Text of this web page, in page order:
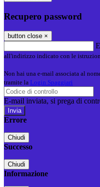
Recupero password
button close ×
all'indirizzo indicato con le
Non hai una e-mail associata al
tramite la Login Spaggiari
E-mail inviata, si prega di
Errore
Chiudi
Successo
Chiudi
Informazione